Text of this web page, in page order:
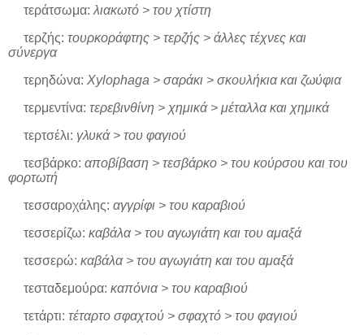
τεράτσωμα: λιακωτό > του χτίστη
τερζής: τουρκοράφτης > τερζής > άλλες τέχνες και
σύνεργα
τερηδώνα: Xylophaga > σαράκι > σκουλήκια και ζωύφια
τερμεντίνα: τερεβινθίνη > χημικά > μέταλλα και χημικά
τερτσέλι: γλυκά > του φαγιού
τεσβάρκο: αποβίβαση > τεσβάρκο > του κούρσου και του
φορτωτή
τεσσαροχάλης: αγγρίφι > του καραβιού
τεσσερίζω: καβάλα > του αγωγιάτη και του αμαξά
τεσσερώ: καβάλα > του αγωγιάτη και του αμαξά
τεσταδεμούρα: καπόνια > του καραβιού
τετάρτι: τέταρτο σφαχτού > σφαχτό > του φαγιού